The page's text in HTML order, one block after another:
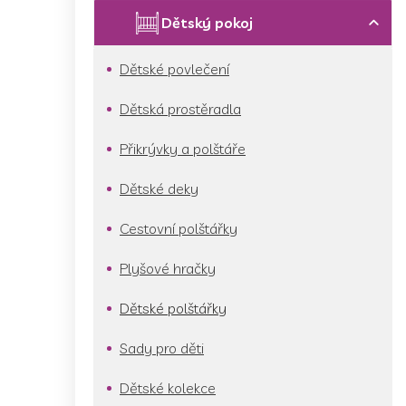
Dětský pokoj
Dětské povlečení
Dětská prostěradla
Přikrývky a polštáře
Dětské deky
Cestovní polštářky
Plyšové hračky
Dětské polštářky
Sady pro děti
Dětské kolekce